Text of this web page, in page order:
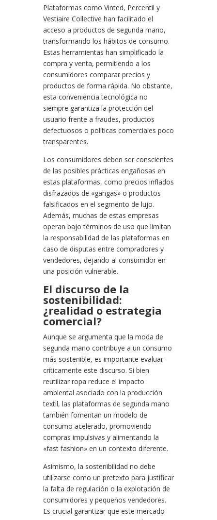
Plataformas como Vinted, Percentil y
Vestiaire Collective han facilitado el
acceso a productos de segunda mano,
transformando los hábitos de consumo.
Estas herramientas han simplificado la
compra y venta, permitiendo a los
consumidores comparar precios y
productos de forma rápida. No obstante,
esta conveniencia tecnológica no
siempre garantiza la protección del
usuario frente a fraudes, productos
defectuosos o políticas comerciales poco
transparentes.
Los consumidores deben ser conscientes
de las posibles prácticas engañosas en
estas plataformas, como precios inflados
disfrazados de «gangas» o productos
falsificados en el segmento de lujo.
Además, muchas de estas empresas
operan bajo términos de uso que limitan
la responsabilidad de las plataformas en
caso de disputas entre compradores y
vendedores, dejando al consumidor en
una posición vulnerable.
El discurso de la
sostenibilidad:
¿realidad o estrategia
comercial?
Aunque se argumenta que la moda de
segunda mano contribuye a un consumo
más sostenible, es importante evaluar
críticamente este discurso. Si bien
reutilizar ropa reduce el impacto
ambiental asociado con la producción
textil, las plataformas de segunda mano
también fomentan un modelo de
consumo acelerado, promoviendo
compras impulsivas y alimentando la
«fast fashion» en un contexto diferente.
Asimismo, la sostenibilidad no debe
utilizarse como un pretexto para justificar
la falta de regulación o la explotación de
consumidores y pequeños vendedores.
Es crucial garantizar que este mercado